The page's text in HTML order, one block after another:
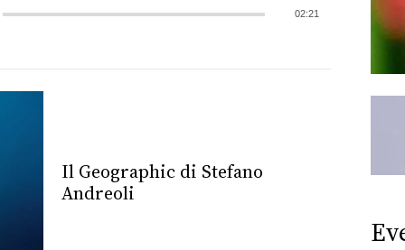
02:21
Il Geographic di Stefano
Andreoli